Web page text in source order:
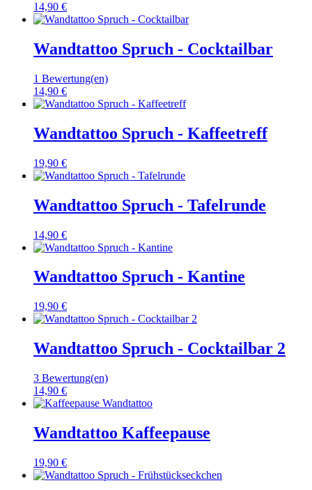
14,90 €
Wandtattoo Spruch - Cocktailbar
1 Bewertung(en)
14,90 €
Wandtattoo Spruch - Kaffeetreff
19,90 €
Wandtattoo Spruch - Tafelrunde
14,90 €
Wandtattoo Spruch - Kantine
19,90 €
Wandtattoo Spruch - Cocktailbar 2
3 Bewertung(en)
14,90 €
Wandtattoo Kaffeepause
19,90 €